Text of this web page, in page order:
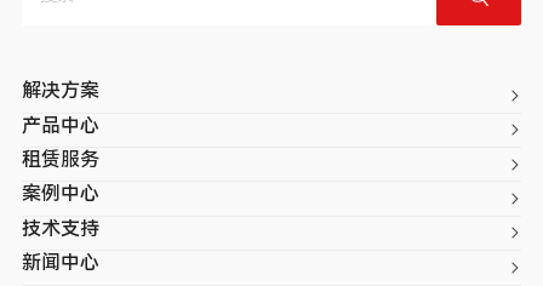
解决方案
产品中心
租赁服务
案例中心
技术支持
新闻中心